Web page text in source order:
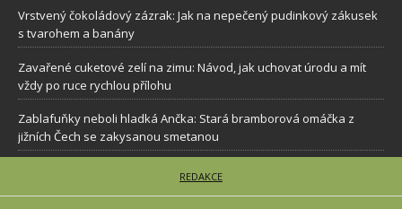
Vrstvený čokoládový zázrak: Jak na nepečený pudinkový zákusek
s tvarohem a banány
Zavařené cuketové zelí na zimu: Návod, jak uchovat úrodu a mít
vždy po ruce rychlou přílohu
Zablafuňky neboli hladká Ančka: Stará bramborová omáčka z
jižních Čech se zakysanou smetanou
REDAKCE